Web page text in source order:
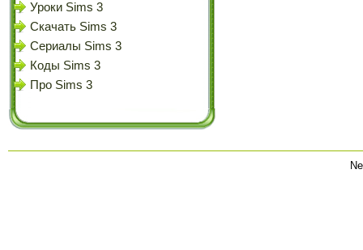
Уроки Sims 3
Скачать Sims 3
Сериалы Sims 3
Коды Sims 3
Про Sims 3